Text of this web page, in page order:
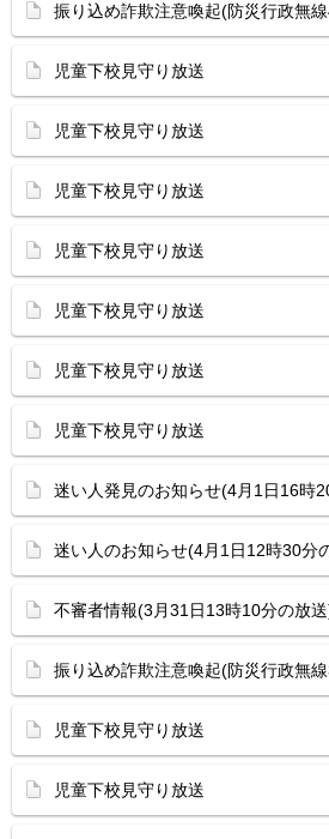
振り込め詐欺注意喚起(防災行政無
児童下校見守り放送
児童下校見守り放送
児童下校見守り放送
児童下校見守り放送
児童下校見守り放送
児童下校見守り放送
児童下校見守り放送
迷い人発見のお知らせ(4月1日16時
迷い人のお知らせ(4月1日12時30分
不審者情報(3月31日13時10分の放
振り込め詐欺注意喚起(防災行政無
児童下校見守り放送
児童下校見守り放送